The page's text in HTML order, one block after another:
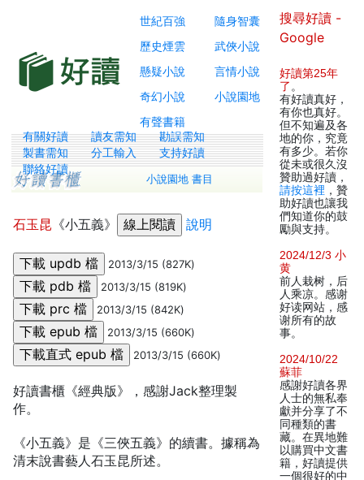
世紀百強
隨身智囊
歷史煙雲
武俠小說
懸疑小說
言情小說
奇幻小說
小說園地
有聲書籍
有關好讀 讀友需知
勘誤需知
製書需知
分工輸入
支持好讀
聯絡好讀
小說園地 書目
石玉昆 《小五義》 說明
2013/3/15 (827K)
2013/3/15 (819K)
2013/3/15 (842K)
2013/3/15 (660K)
2013/3/15 (660K)
好讀書櫃《經典版》，感謝Jack整理製
作。
《小五義》是《三俠五義》的續書。據稱為
清末說書藝人石玉昆所述。
搜尋好讀 -
Google
好讀第25年
了 。
有好讀真好，
有你也真好。
但不知遍及各
地的你，究竟
有多少。若你
從未或很久沒
贊助過好讀，
請按這裡 ，贊
助好讀也讓我
們知道你的鼓
勵與支持。
2024/12/3 小
黄
前人栽树，后
人乘凉。感谢
好读网站，感
谢所有的故
事。
2024/10/22
蘇菲
感謝好讀各界
人士的無私奉
獻并分享了不
同種類的書
藏。在異地難
以購買中文書
籍，好讀提供
一個很好的中